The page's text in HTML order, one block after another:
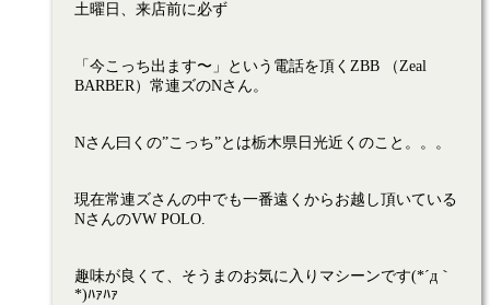
土曜日、来店前に必ず
「今こっち出ます〜」という電話を頂くZBB （Zeal
BARBER）常連ズのNさん。
Nさん曰くの”こっち”とは栃木県日光近くのこと。。。
現在常連ズさんの中でも一番遠くからお越し頂いている
NさんのVW POLO.
趣味が良くて、そうまのお気に入りマシーンです(*´д｀
*)ﾊｧﾊｧ